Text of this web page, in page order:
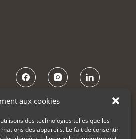
aux cookies
des technologies telles que les
des appareils. Le fait de consentir